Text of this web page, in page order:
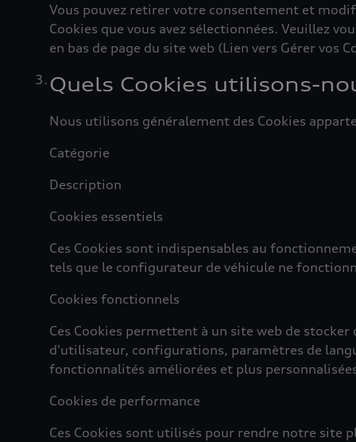
Vous pouvez retirer votre consentement et
Cookies que vous avez sélectionnées. Veuillez
en bas de page du site web (Lien vers Gérer vos
Quels Cookies utilisons-
Nous utilisons généralement des Cookies
Catégorie
Description
Cookies essentiels
Ces Cookies sont indispensables au
tels que le configurateur de véhicule ne
Cookies fonctionnels
Ces Cookies permettent à un site web de stocker
d'utilisateur, configurations, paramètres de
fonctionnalités améliorées et plus
Cookies de performance
Ces Cookies sont utilisés pour rendre notre site